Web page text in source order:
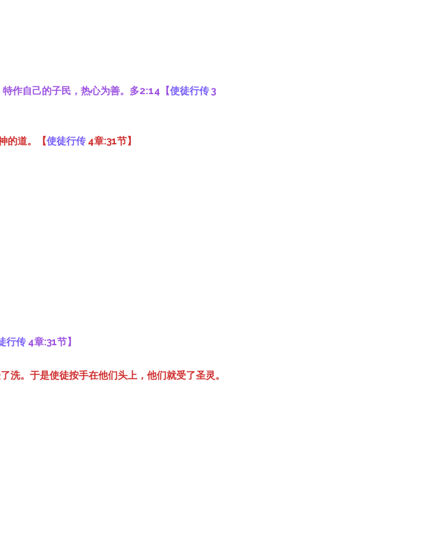
作自己的子民，热心为善。多2:14【使徒行传3
的道。【使徒行传 4章:31节】
行传 4章:31节】
洗。于是使徒按手在他们头上，他们就受了圣灵。